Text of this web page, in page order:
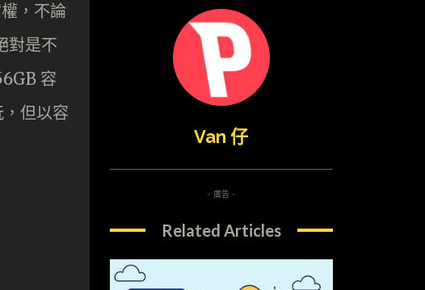
，不論
對是不
容
但以容
Van 仔
- 廣告 -
Related Articles